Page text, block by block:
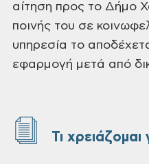
αίτηση προς το Δήμο
ποινής του σε
υπηρεσία το
εφαρμογή μετά από
Τι